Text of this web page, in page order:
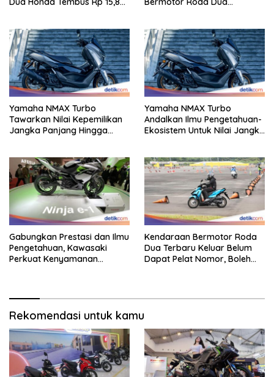
Yamaha NMAX Turbo
Tawarkan Nilai Kepemilikan
Jangka Panjang Hingga
Yamaha NMAX Turbo
Andalkan Ilmu Pengetahuan-
Ekosistem Untuk Nilai Jangka
Gabungkan Prestasi dan Ilmu
Pengetahuan, Kawasaki
Perkuat Kenyamanan
Kendaraan Bermotor Roda
Dua Terbaru Keluar Belum
Dapat Pelat Nomor, Boleh
Rekomendasi untuk kamu